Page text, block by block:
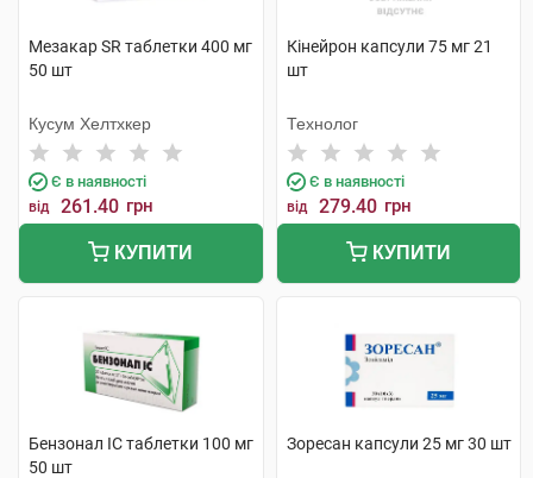
Мезакар SR таблетки 400 мг
50 шт
Кусум Хелтхкер
Є в наявності
від 261.40 грн
КУПИТИ
Кінейрон капсули 75 мг 21
шт
Технолог
Є в наявності
від 279.40 грн
КУПИТИ
Бензонал IC таблетки 100 мг
50 шт
Зоресан капсули 25 мг 30 шт